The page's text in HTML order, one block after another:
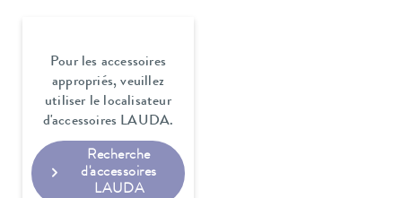
Pour les accessoires
appropriés, veuillez
utiliser le localisateur
d'accessoires LAUDA.
Recherche
d'accessoires
LAUDA